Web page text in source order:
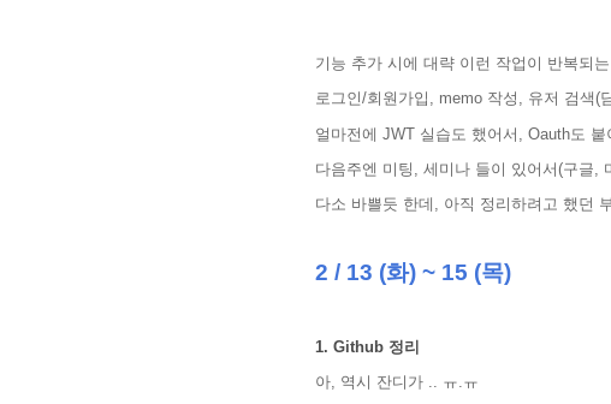
기능 추가 시에 대략 이런 작업이 반복되
로그인/회원가입, memo 작성, 유저 검색(
얼마전에 JWT 실습도 했어서, Oauth도
다음주엔 미팅, 세미나 들이 있어서(구글
다소 바쁠듯 한데, 아직 정리하려고 했던
2 / 13 (화) ~ 15 (목)
1. Github 정리
아, 역시 잔디가 .. ㅠ.ㅠ